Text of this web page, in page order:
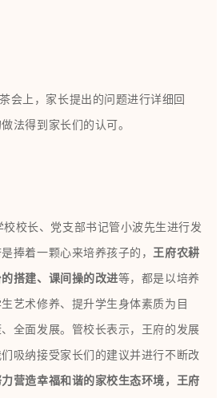
会上，家长提出的问题进行详细回
法得到家长们的认可。
校校长、党支部书记管小波先生进行发
捧着一颗心来培养孩子的， 王府农耕
搭建、课间操的改进等，都是以培养
艺术修养、提升学生身体素质为目
全面发展。 管校长表示，王府的发展
吸纳接受家长们的建议并进行不断改
营造幸福和谐的家校生态环境，王府